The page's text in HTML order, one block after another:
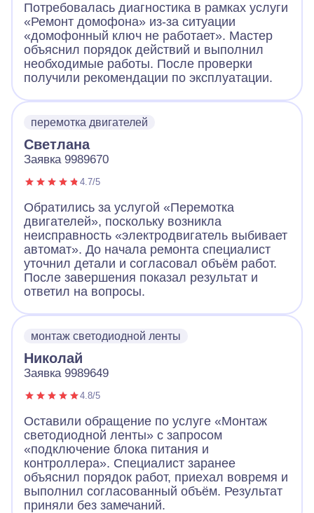
Потребовалась диагностика в рамках услуги
«Ремонт домофона» из-за ситуации
«домофонный ключ не работает». Мастер
объяснил порядок действий и выполнил
необходимые работы. После проверки
получили рекомендации по эксплуатации.
перемотка двигателей
Светлана
Заявка 9989670
4.7/5
Обратились за услугой «Перемотка
двигателей», поскольку возникла
неисправность «электродвигатель выбивает
автомат». До начала ремонта специалист
уточнил детали и согласовал объём работ.
После завершения показал результат и
ответил на вопросы.
монтаж светодиодной ленты
Николай
Заявка 9989649
4.8/5
Оставили обращение по услуге «Монтаж
светодиодной ленты» с запросом
«подключение блока питания и
контроллера». Специалист заранее
объяснил порядок работ, приехал вовремя и
выполнил согласованный объём. Результат
приняли без замечаний.